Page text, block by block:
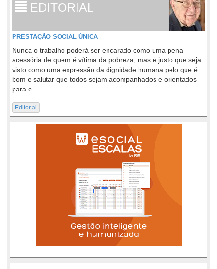
EDITORIAL
PRESTAÇÃO SOCIAL ÚNICA
Nunca o trabalho poderá ser encarado como uma pena
acessória de quem é vítima da pobreza, mas é justo que seja
visto como uma expressão da dignidade humana pelo que é
bom e salutar que todos sejam acompanhados e orientados
para o...
Editorial